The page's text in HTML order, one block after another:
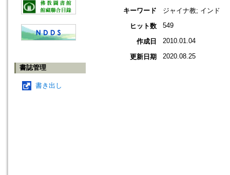
書誌管理
書き出し
キーワード
ジャイナ教; インド
ヒット数
549
作成日 2010.01.04
更新日期 2020.08.25